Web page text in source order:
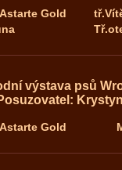
Astarte Gold
výstava psů
Astarte Gold